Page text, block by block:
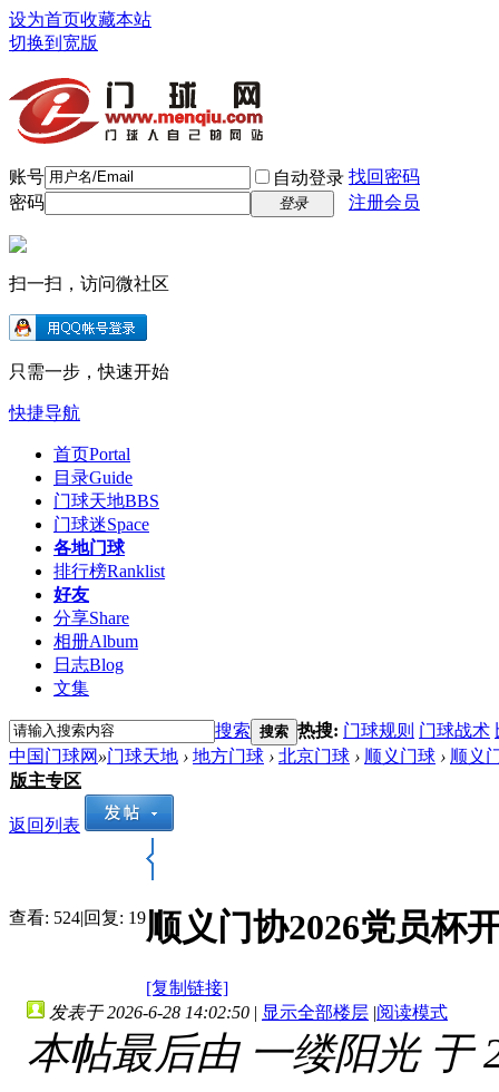
设为首页收藏本站
切换到宽版
账号 自动登录 找回密码
密码
登录 注册会员
扫一扫，访问微社区
只需一步，快速开始
快捷导航
首页Portal
目录Guide
门球天地BBS
门球迷Space
各地门球
排行榜Ranklist
好友
分享Share
相册Album
日志Blog
文集
搜索 搜索 热搜: 门球规则 门球战术
中国门球网 »门球天地 › 地方门球 › 北京门球 › 顺义门球 › 顺义
版主专区
返回列表
查看: 524|回复: 19顺义门协2026党员杯
[复制链接]
发表于 2026-6-28 14:02:50 | 显示全部楼层 |阅读模式
本帖最后由 一缕阳光 于